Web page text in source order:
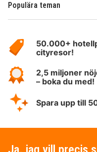
Populära teman
HotelSpecials
50.000+
cityresor!
2,5 miljoner
– boka du med!
Spara upp till